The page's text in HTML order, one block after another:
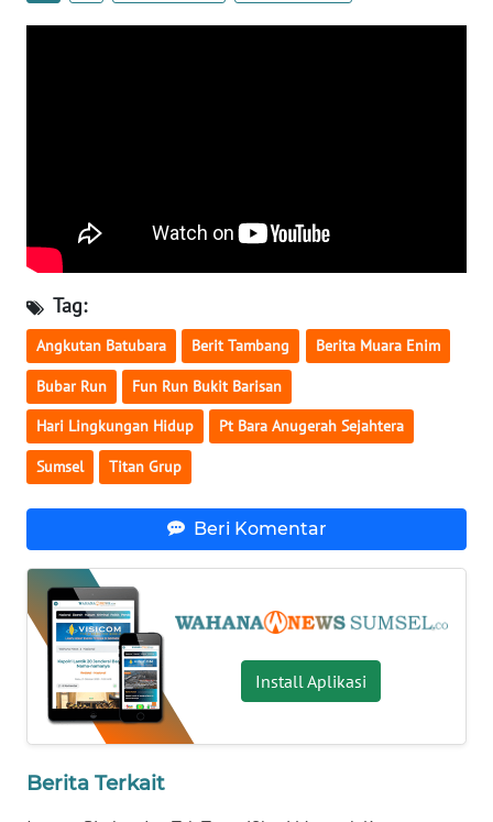
Tag:
Angkutan Batubara Berit Tambang Berita Muara Enim
Bubar Run Fun Run Bukit Barisan
Hari Lingkungan Hidup Pt Bara Anugerah Sejahtera
Sumsel Titan Grup
Beri Komentar
Install Aplikasi
Berita Terkait
KALBAR
KALTENG
WN
KALTARA
WN
KALSEL
WN
SULSEL
WN
GORONTALO
WN